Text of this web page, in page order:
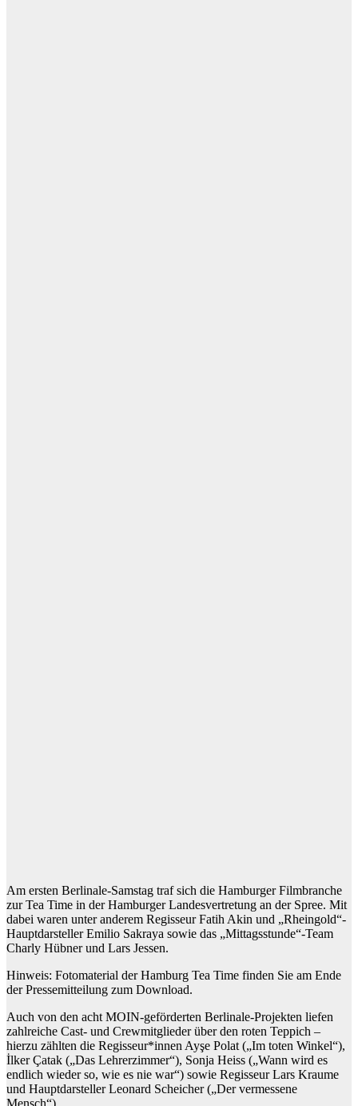
Am ersten Berlinale-Samstag traf sich die Hamburger Filmbranche
zur Tea Time in der Hamburger Landesvertretung an der Spree. Mit
dabei waren unter anderem Regisseur Fatih Akin und „Rheingold“-
Hauptdarsteller Emilio Sakraya sowie das „Mittagsstunde“-Team
Charly Hübner und Lars Jessen.
Hinweis: Fotomaterial der Hamburg Tea Time finden Sie am Ende
der Pressemitteilung zum Download.
Auch von den acht MOIN-geförderten Berlinale-Projekten liefen
zahlreiche Cast- und Crewmitglieder über den roten Teppich –
hierzu zählten die Regisseur*innen Ayşe Polat („Im toten Winkel“),
İlker Çatak („Das Lehrerzimmer“), Sonja Heiss („Wann wird es
endlich wieder so, wie es nie war“) sowie Regisseur Lars Kraume
und Hauptdarsteller Leonard Scheicher („Der vermessene